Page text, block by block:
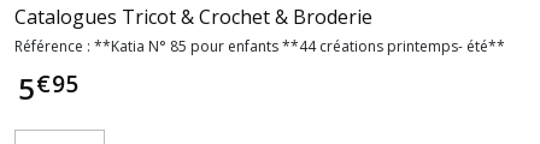
Catalogues Tricot & Crochet & Broderie
Référence : **Katia N° 85 pour enfants **44 créations printemps- été**
5€95